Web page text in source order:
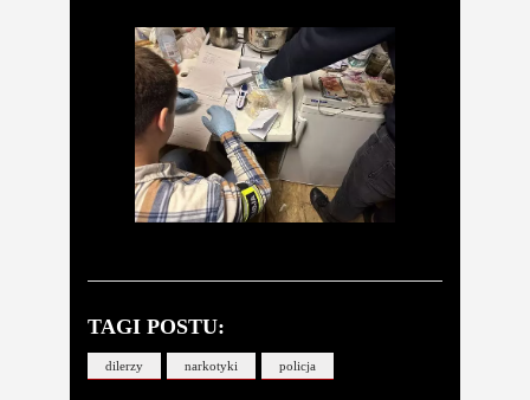
TAGI POSTU:
dilerzy narkotyki policja